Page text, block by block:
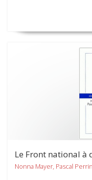
Le Front national à
Nonna Mayer, Pascal